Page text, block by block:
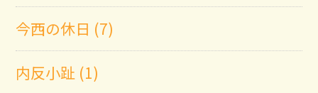
今西の休日 (7)
内反小趾 (1)